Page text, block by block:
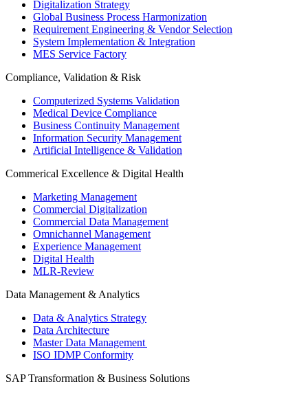
Digitalization Strategy
Global Business Process Harmonization
Requirement Engineering & Vendor Selection
System Implementation & Integration
MES Service Factory
Compliance, Validation & Risk
Computerized Systems Validation
Medical Device Compliance
Business Continuity Management
Information Security Management
Artificial Intelligence & Validation
Commerical Excellence & Digital Health
Marketing Management
Commercial Digitalization
Commercial Data Management
Omnichannel Management
Experience Management
Digital Health
MLR-Review
Data Management & Analytics
Data & Analytics Strategy
Data Architecture
Master Data Management
ISO IDMP Conformity
SAP Transformation & Business Solutions